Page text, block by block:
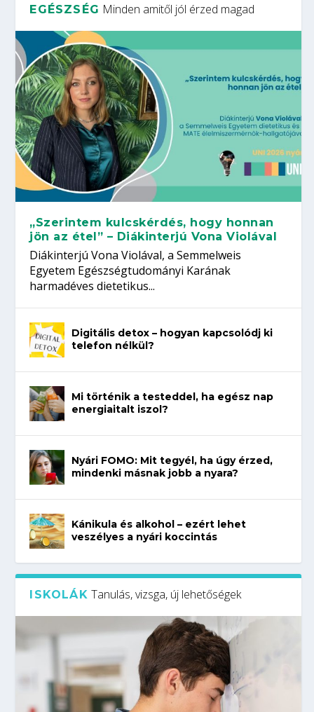
EGÉSZSÉG Minden amitől jól érzed magad
„Szerintem kulcskérdés, hogy honnan
jön az étel” – Diákinterjú Vona Violával
Diákinterjú Vona Violával, a Semmelweis
Egyetem Egészségtudományi Karának
harmadéves dietetikus...
Digitális detox – hogyan kapcsolódj ki
telefon nélkül?
Mi történik a testeddel, ha egész nap
energiaitalt iszol?
Nyári FOMO: Mit tegyél, ha úgy érzed,
mindenki másnak jobb a nyara?
Kánikula és alkohol – ezért lehet
veszélyes a nyári koccintás
ISKOLÁK Tanulás, vizsga, új lehetőségek